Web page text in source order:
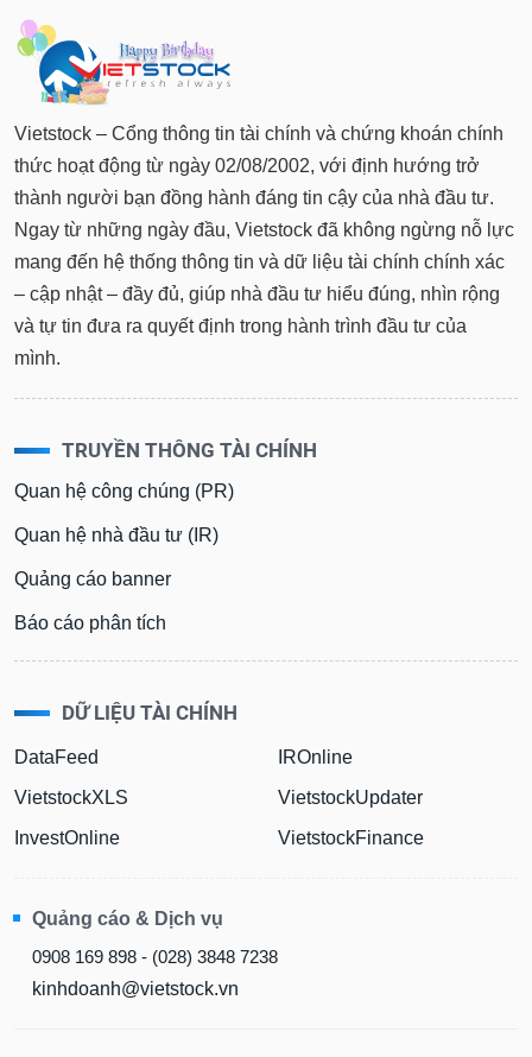
Vietstock – Cổng thông tin tài chính và chứng khoán chính
thức hoạt động từ ngày 02/08/2002, với định hướng trở
thành người bạn đồng hành đáng tin cậy của nhà đầu tư.
Ngay từ những ngày đầu, Vietstock đã không ngừng nỗ lực
mang đến hệ thống thông tin và dữ liệu tài chính chính xác
– cập nhật – đầy đủ, giúp nhà đầu tư hiểu đúng, nhìn rộng
và tự tin đưa ra quyết định trong hành trình đầu tư của
mình.
TRUYỀN THÔNG TÀI CHÍNH
Quan hệ công chúng (PR)
Quan hệ nhà đầu tư (IR)
Quảng cáo banner
Báo cáo phân tích
DỮ LIỆU TÀI CHÍNH
DataFeed
VietstockXLS
InvestOnline
IROnline
VietstockUpdater
VietstockFinance
Quảng cáo & Dịch vụ
0908 169 898 - (028) 3848 7238
kinhdoanh@vietstock.vn